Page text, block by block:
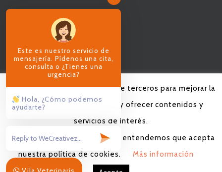
© 2020 VILAVETERINARIS | TEL.+34 971 399 020 | Mapa
Web|Aviso legal y Política de Privacidad|Política de
Utilizamos cookies propias y de terceros para mejorar la
experiencia de navegación y ofrecer contenidos y
servicios de interés.
Al continuar con la navegación, entendemos que acepta
nuestra política de cookies.
Más información
Este es nuestro servicio de
mensajería. Pídenos una cita,
consulta o ¿Tienes una
urgencia?
Hola, ¿Cómo podemos
ayudarte?